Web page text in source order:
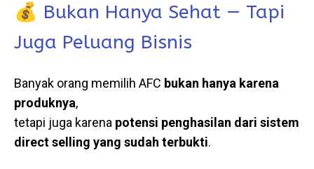
💰 Bukan Hanya Sehat — Tapi
Juga Peluang Bisnis
Banyak orang memilih AFC bukan hanya karena
produknya,
tetapi juga karena potensi penghasilan dari sistem
direct selling yang sudah terbukti.